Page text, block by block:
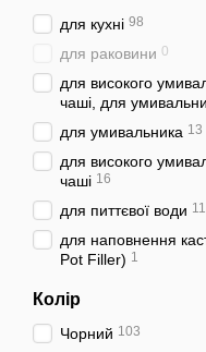
для кухні 98
для раковини 0
для високого
чаші, для
для умивальника 13
для високого
чаші 16
для питтєвої води 11
для наповнення
Pot Filler) 1
Колір
Чорний 103